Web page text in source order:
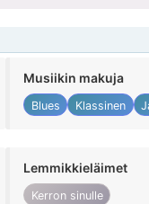
Musiikin makuja
Blues Klassinen
Lemmikkieläimet
Kerron sinulle